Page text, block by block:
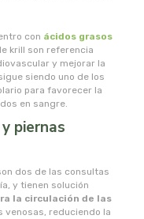
con ácidos grasos
krill son referencia
y mejorar la
siendo uno de los
para favorecer la
en sangre.
piernas
dos de las consultas
y tienen solución
la circulación de las
venosas, reduciendo la